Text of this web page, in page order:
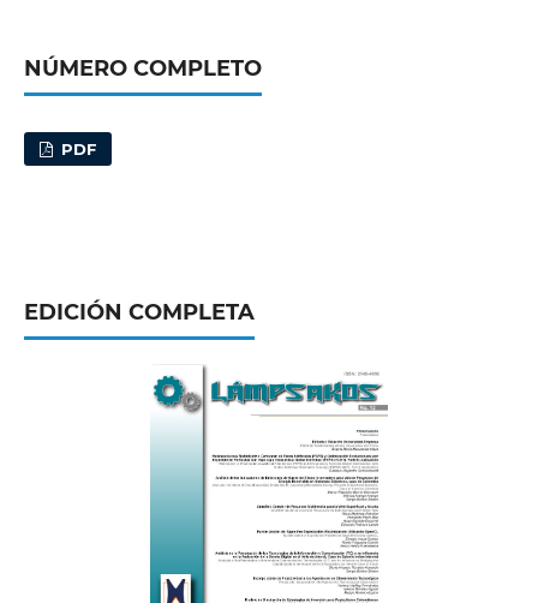
NÚMERO COMPLETO
PDF
EDICIÓN COMPLETA